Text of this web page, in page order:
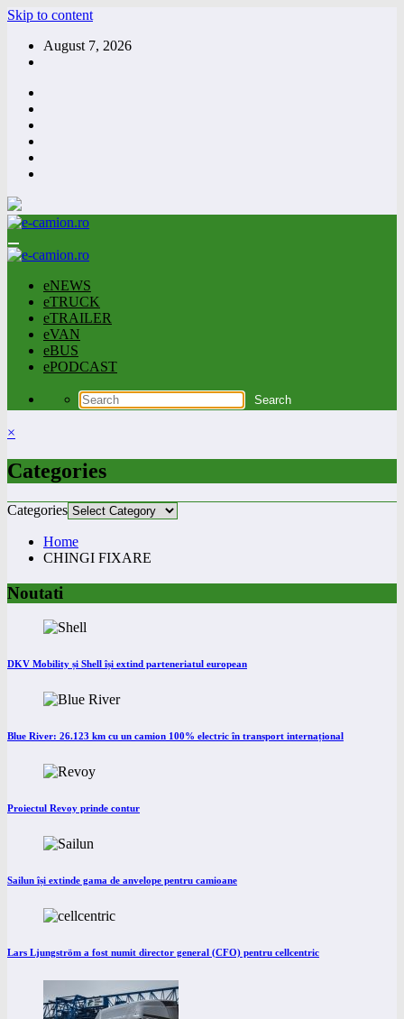
Skip to content
August 7, 2026
eNEWS
eTRUCK
eTRAILER
eVAN
eBUS
ePODCAST
×
Categories
Categories
Home
CHINGI FIXARE
Noutati
DKV Mobility și Shell își extind parteneriatul european
Blue River: 26.123 km cu un camion 100% electric în transport internațional
Proiectul Revoy prinde contur
Sailun își extinde gama de anvelope pentru camioane
Lars Ljungström a fost numit director general (CFO) pentru cellcentric